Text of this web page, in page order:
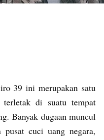
39 ini merupakan satu
terletak di suatu tempat
Banyak dugaan muncul
cuci uang negara,